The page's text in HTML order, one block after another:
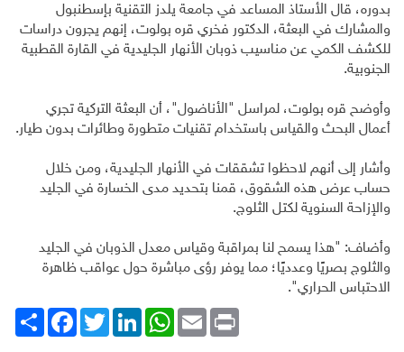
بدوره، قال الأستاذ المساعد في جامعة يلدز التقنية بإسطنبول
والمشارك في البعثة، الدكتور فخري قره بولوت، إنهم يجرون دراسات
للكشف الكمي عن مناسيب ذوبان الأنهار الجليدية في القارة القطبية
الجنوبية.
وأوضح قره بولوت، لمراسل "الأناضول"، أن البعثة التركية تجري
أعمال البحث والقياس باستخدام تقنيات متطورة وطائرات بدون طيار.
وأشار إلى أنهم لاحظوا تشققات في الأنهار الجليدية، ومن خلال
حساب عرض هذه الشقوق، قمنا بتحديد مدى الخسارة في الجليد
والإزاحة السنوية لكتل الثلوج.
وأضاف: "هذا يسمح لنا بمراقبة وقياس معدل الذوبان في الجليد
والثلوج بصريًا وعدديًا؛ مما يوفر رؤى مباشرة حول عواقب ظاهرة
الاحتباس الحراري".
انشر
FacebookTwitterLinkedIn
WhatsAppEmail Print